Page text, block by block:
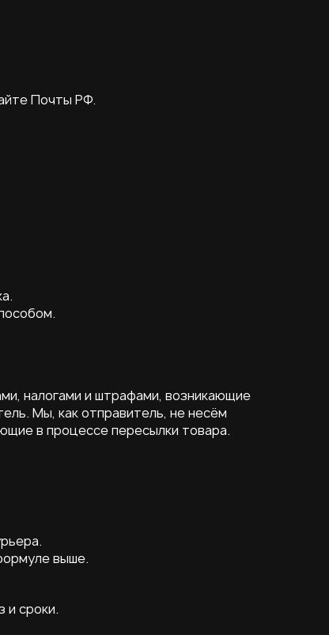
Почты РФ.
налогами и штрафами, возникающие
Мы, как отправитель, не несём
в процессе пересылки товара.
выше.
и сроки.